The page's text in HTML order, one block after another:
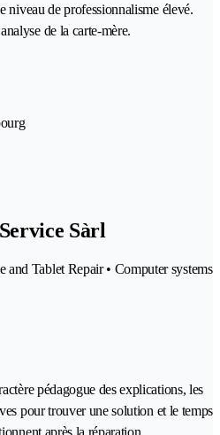
niveau de professionnalisme élevé.
de la carte-mère.
Sàrl
and Tablet Repair • Computer systems
pédagogue des explications, les
pour trouver une solution et le temps
après la réparation.